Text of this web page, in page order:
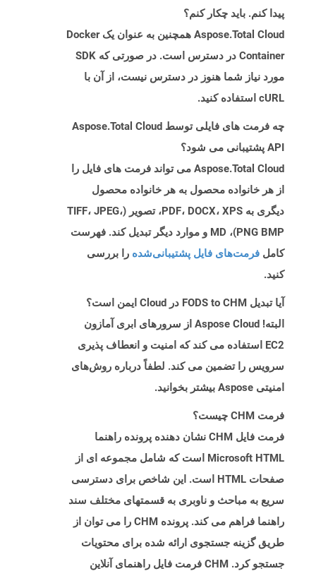
پیدا کنم. باید چکار کنم؟
Aspose.Total Cloud همچنین به عنوان یک Docker
Container در دسترس است. در صورتی که SDK
مورد نیاز شما هنوز در دسترس نیست، از آن با
cURL استفاده کنید.
چه فرمت های فایلی توسط Aspose.Total Cloud
API پشتیبانی می شود؟
Aspose.Total Cloud می تواند فرمت های فایل را
از هر خانواده محصول به هر خانواده محصول
دیگری به PDF، DOCX، XPS، تصویر (TIFF، JPEG،
PNG BMP)، MD و موارد دیگر تبدیل کند. فهرست
کامل فرمت‌های فایل پشتیبانی‌شده را بررسی
کنید.
آیا تبدیل FODS to CHM در Cloud ایمن است؟
البته! Aspose Cloud از سرورهای ابری آمازون
EC2 استفاده می کند که امنیت و انعطاف پذیری
سرویس را تضمین می کند. لطفاً درباره روش‌های
امنیتی Aspose بیشتر بخوانید.
فرمت CHM چیست؟
فرمت فایل CHM نشان دهنده پرونده راهنما
Microsoft HTML است که شامل مجموعه ای از
صفحات HTML است. این شاخص برای دسترسی
سریع به مباحث و ناوبری به قسمتهای مختلف سند
راهنما فراهم می کند. پرونده CHM را می توان از
طریق گزینه جستجوی ارائه شده برای محتویات
جستجو کرد. CHM فرمت فایل راهنمای آنلاین